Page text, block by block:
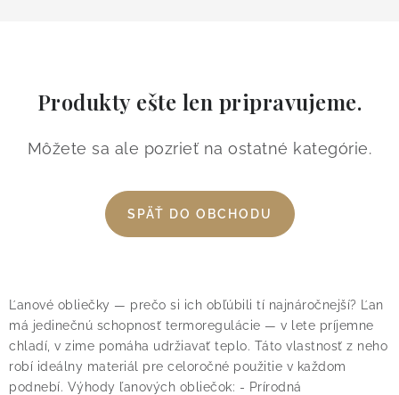
Podmienky ochrany osobných údajov
Reklamačný poriadok
Vrátenie tovaru
Produkty ešte len pripravujeme.
Môžete sa ale pozrieť na ostatné kategórie.
SPÄŤ DO OBCHODU
Ľanové obliečky — prečo si ich obľúbili tí najnáročnejší?
Ľan
má jedinečnú schopnosť termoregulácie — v lete príjemne
chladí, v zime pomáha udržiavať teplo. Táto vlastnosť z neho
robí ideálny materiál pre celoročné použitie v každom
podnebí. Výhody ľanových obliečok: - Prírodná